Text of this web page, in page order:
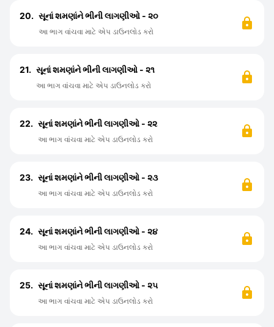
20. સૂનાં શમણાંને ભીની લાગણીઓ - ૨૦
આ ભાગ વાંચવા માટે એપ ડાઉનલોડ કરો
21. સૂનાં શમણાંને ભીની લાગણીઓ - ૨૧
આ ભાગ વાંચવા માટે એપ ડાઉનલોડ કરો
22. સૂનાં શમણાંને ભીની લાગણીઓ - ૨૨
આ ભાગ વાંચવા માટે એપ ડાઉનલોડ કરો
23. સૂનાં શમણાંને ભીની લાગણીઓ - ૨૩
આ ભાગ વાંચવા માટે એપ ડાઉનલોડ કરો
24. સૂનાં શમણાંને ભીની લાગણીઓ - ૨૪
આ ભાગ વાંચવા માટે એપ ડાઉનલોડ કરો
25. સૂનાં શમણાંને ભીની લાગણીઓ - ૨૫
આ ભાગ વાંચવા માટે એપ ડાઉનલોડ કરો